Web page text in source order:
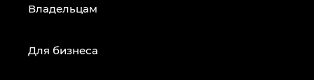
Владельцам
Для бизнеса